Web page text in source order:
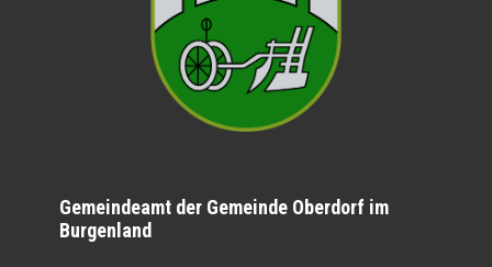
Gemeindeamt der Gemeinde Oberdorf im
Burgenland